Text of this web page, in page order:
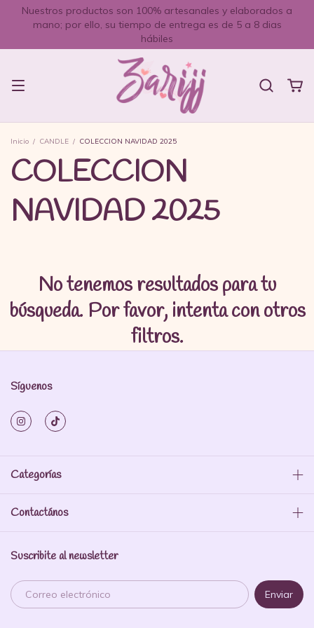
Nuestros productos son 100% artesanales y elaborados a
mano; por ello, su tiempo de entrega es de 5 a 8 dias
hábiles
Inicio / CANDLE / COLECCION NAVIDAD 2025
COLECCION
NAVIDAD 2025
No tenemos resultados para tu
búsqueda. Por favor, intenta con otros
filtros.
Síguenos
Categorías
Contactános
Suscribite al newsletter